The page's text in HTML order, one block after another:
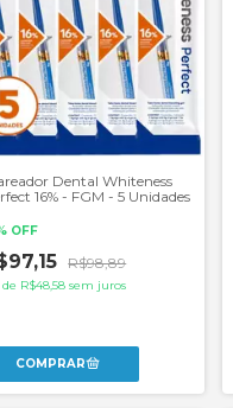
Dental Whiteness
16% - FGM - 5 Unidades
OFF
R$98,89
de R$48,58 sem juros